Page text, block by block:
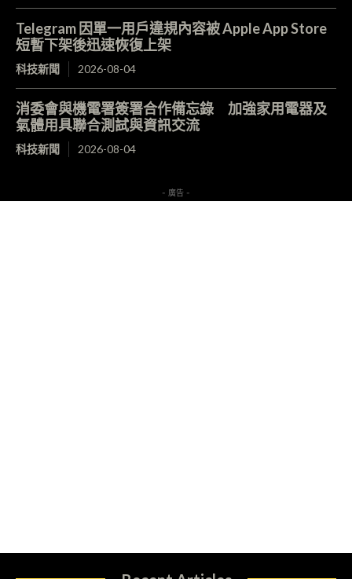
Telegram 因單一用戶違規內容被 Apple App Store
短暫下架後迅速恢復上架
科技新聞 2026-08-04
消委會與機電署簽署合作備忘錄 加強家用電器及
氣體用具聯合測試與資訊交流
科技新聞 2026-08-04
- 廣告 -